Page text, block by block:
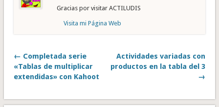
Gracias por visitar ACTILUDIS
Visita mi Página Web
← Completada serie
«Tablas de multiplicar
extendidas» con Kahoot
Actividades variadas con
productos en la tabla del 3
→